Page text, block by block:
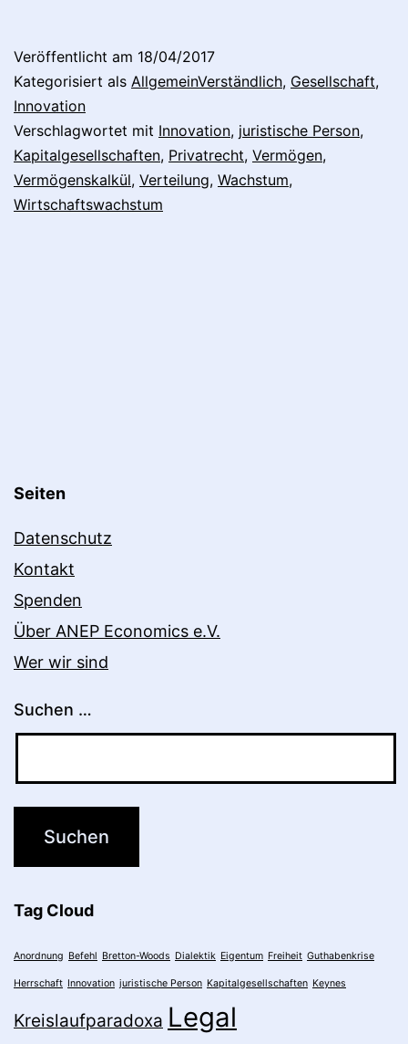
immer
Veröffentlicht am 18/04/2017
Kategorisiert als AllgemeinVerständlich, Gesellschaft,
Innovation
Verschlagwortet mit Innovation, juristische Person,
Kapitalgesellschaften, Privatrecht, Vermögen,
Vermögenskalkül, Verteilung, Wachstum,
Wirtschaftswachstum
Seiten
Datenschutz
Kontakt
Spenden
Über ANEP Economics e.V.
Wer wir sind
Suchen …
Tag Cloud
Anordnung Befehl Bretton-Woods Dialektik Eigentum Freiheit Guthabenkrise
Herrschaft Innovation juristische Person Kapitalgesellschaften Keynes
Kreislaufparadoxa Legal